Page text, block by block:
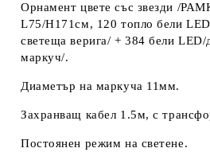
Орнамент цвете със звезди /
L75/H171см, 120 топло бели
светеща верига/ + 384 бели
маркуч/.
Диаметър на маркуча 11мм.
Захранващ кабел 1.5м, с
Постоянен режим на светене.